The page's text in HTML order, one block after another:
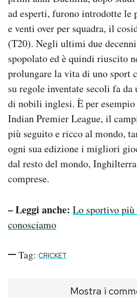
ad esperti, furono introdotte le
e venti over per squadra, il
(T20). Negli ultimi due
spopolato ed è quindi riuscito
prolungare la vita di uno sport
su regole inventate secoli fa da
di nobili inglesi. È per
Indian Premier League, il
più seguito e ricco al mondo,
ogni sua edizione i migliori
dal resto del mondo,
comprese.
– Leggi anche: Lo sportivo più
conosciamo
Tag: CRICKET
Mostra i